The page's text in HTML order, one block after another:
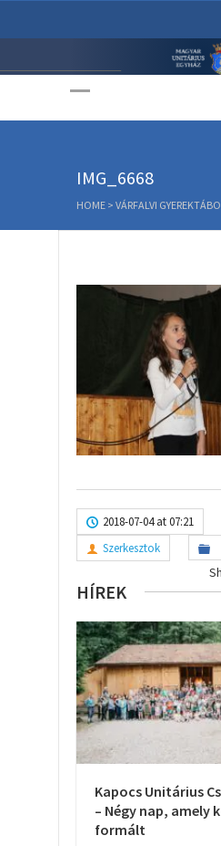
Unitárius
IMG_6668
HOME > VÁRFALVI
2018-07-04 at 07:21
Szerkesztok
HÍREK
Kapocs Unitárius
– Négy nap, amely
formált